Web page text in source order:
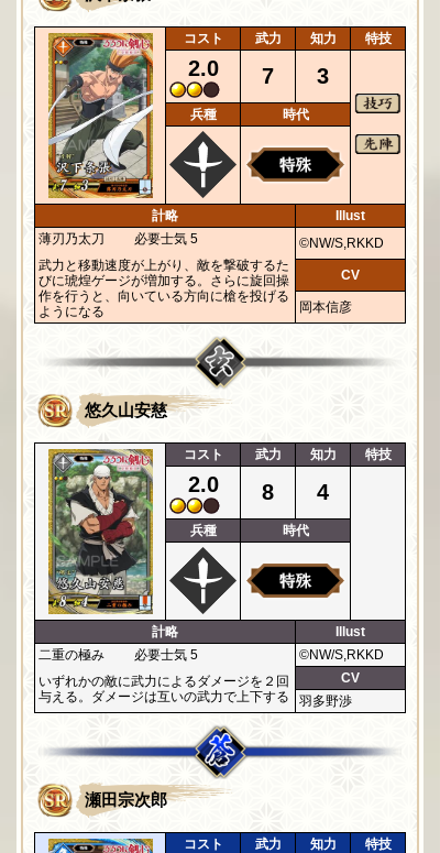
コスト 武力 知力 特技
2.0 7 3
兵種 時代
計略
Illust
薄刃乃太刀
必要士気 5
武力と移動速度が上がり、敵を撃破するた
びに琥煌ゲージが増加する。さらに旋回操
作を行うと、向いている方向に槍を投げる
ようになる
©NW/S,RKKD
CV
岡本信彦
悠久山安慈
コスト 武力 知力 特技
2.0 8 4
兵種 時代
計略
Illust
二重の極み
必要士気 5
いずれかの敵に武力によるダメージを２回
与える。ダメージは互いの武力で上下する
©NW/S,RKKD
CV
羽多野渉
瀬田宗次郎
コスト 武力 知力 特技